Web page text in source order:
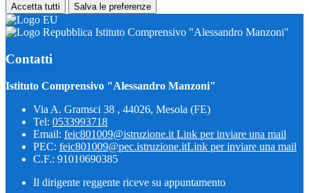
Accetta tutti Salva le preferenze
Istituto Comprensivo "Alessandro Manzoni"
Contatti
Istituto Comprensivo "Alessandro Manzoni"
Via A. Gramsci 38 , 44026, Mesola (FE)
Tel: 0533993718
Email: feic801009@istruzione.it Link per inviare una mail
PEC: feic801009@pec.istruzione.itLink per inviare una mail
C.F.: 91010690385
Il dirigente reggente riceve su appuntamento